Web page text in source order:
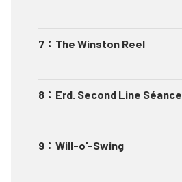
7 ： The Winston Reel
8 ： Erd. Second Line Séance
9 ： Will-o'-Swing